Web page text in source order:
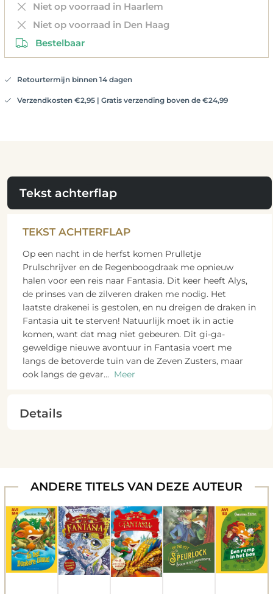
Niet op voorraad in Haarlem
Niet op voorraad in Den Haag
Bestelbaar
Retourtermijn binnen 14 dagen
Verzendkosten €2,95 | Gratis verzending boven de €24,99
Tekst achterflap
TEKST ACHTERFLAP
Op een nacht in de herfst komen Prulletje
Prulschrijver en de Regenboogdraak me opnieuw
halen voor een reis naar Fantasia. Dit keer heeft Alys,
de prinses van de zilveren draken me nodig. Het
laatste drakenei is gestolen, en nu dreigen de draken in
Fantasia uit te sterven! Natuurlijk moet ik in actie
komen, want dat mag niet gebeuren. Dit gi-ga-
geweldige nieuwe avontuur in Fantasia voert me
langs de betoverde tuin van de Zeven Zusters, maar
ook langs de gevar... Meer
Details
ANDERE TITELS VAN DEZE AUTEUR